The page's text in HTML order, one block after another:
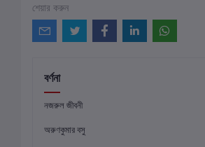
শেয়ার করুন
বর্ণনা
নজরুল জীবনী
অরুণকুমার বসু